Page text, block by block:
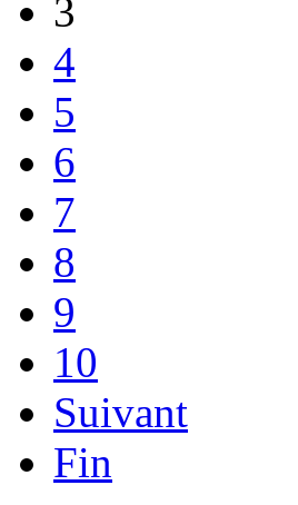
3
4
5
6
7
8
9
10
Suivant
Fin